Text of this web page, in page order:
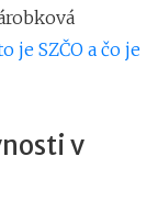
je SZČO a čo je
v